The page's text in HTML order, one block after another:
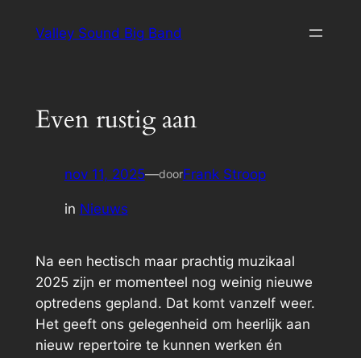
Valley Sound Big Band
Even rustig aan
nov 11, 2025—doorFrank Stroop
in Nieuws
Na een hectisch maar prachtig muzikaal
2025 zijn er momenteel nog weinig nieuwe
optredens gepland. Dat komt vanzelf weer.
Het geeft ons gelegenheid om heerlijk aan
nieuw repertoire te kunnen werken én